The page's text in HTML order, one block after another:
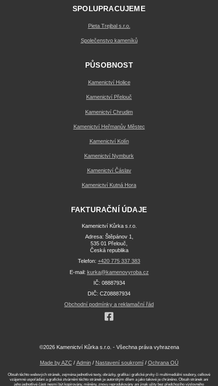
SPOLUPRACUJEME
Pieta Trejbal s.r.o.
Společenstvo kameníků
PŮSOBNOST
Kamenictví Holice
Kamenictví Přelouč
Kamenictví Chrudim
Kamenictví Heřmanův Městec
Kamenictví Kolín
Kamenictví Nymburk
Kamenictví Čáslav
Kamenictví Kutná Hora
FAKTURAČNÍ ÚDAJE
Kamenictví Kůrka s.r.o.
Adresa: Štěpánov 1,
535 01 Přelouč,
Česká republika
Telefon: +420 775 337 383
E-mail: kurka@kamenovyroba.cz
IČ: 08887934
DIČ: CZ08887934
Obchodní podmínky a reklamační řád
©2026 Kamenictví Kůrka s.r.o. - Všechna práva vyhrazena
Made by AZC/ Admin/ Nastavení soukromí/ Ochrana OÚ
Obsah těchto webových stránek, zejména jednotlivé texty, obrázky, grafika i grafické prvky či multimediální soubory, celkové
vzájemné uspořádání a grafické ztvárnění těchto stránek je autorským dílem a jako takové je chráněno. Obsah stránek ani
jeho jednotlivé části nesmí být kopírovány, měněny, znovu reprodukovány ani jinak užity bez předchozího výslovného